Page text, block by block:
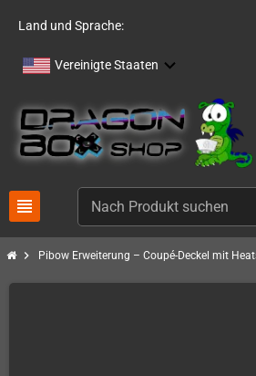
Land und Sprache:
Vereinigte Staaten
view_headline
chevron_right Pibow Erweiterung – Coupé-Deckel mit